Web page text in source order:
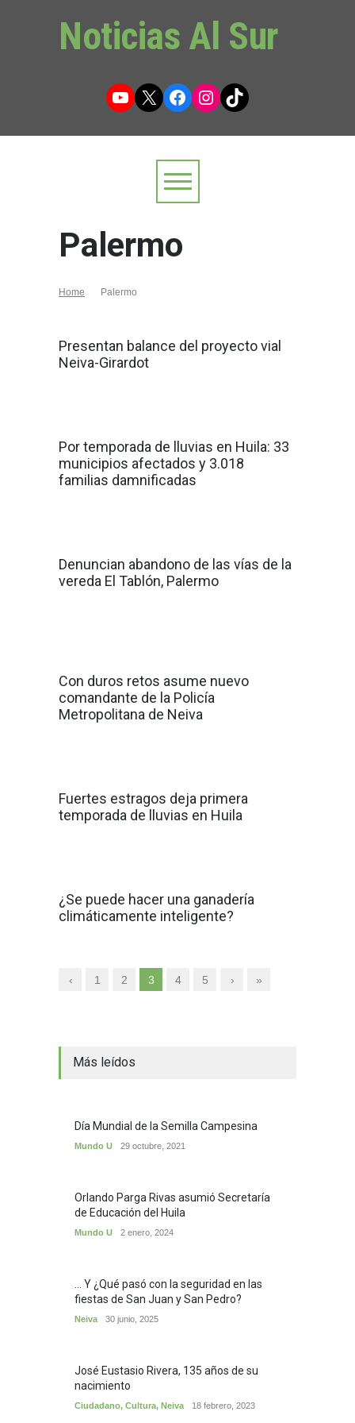
Noticias Al Sur
YouTube
X Facebook
Instagram
TikTok
Palermo
Home Palermo
Presentan balance del proyecto vial
Neiva-Girardot
Por temporada de lluvias en Huila: 33
municipios afectados y 3.018
familias damnificadas
Denuncian abandono de las vías de la
vereda El Tablón, Palermo
Con duros retos asume nuevo
comandante de la Policía
Metropolitana de Neiva
Fuertes estragos deja primera
temporada de lluvias en Huila
¿Se puede hacer una ganadería
climáticamente inteligente?
‹ 1 2 3 4 5 › »
Más leídos
Día Mundial de la Semilla Campesina
Mundo U 29 octubre, 2021
Orlando Parga Rivas asumió Secretaría
de Educación del Huila
Mundo U 2 enero, 2024
... Y ¿Qué pasó con la seguridad en las
fiestas de San Juan y San Pedro?
Neiva 30 junio, 2025
José Eustasio Rivera, 135 años de su
nacimiento
Ciudadano, Cultura, Neiva 18 febrero, 2023